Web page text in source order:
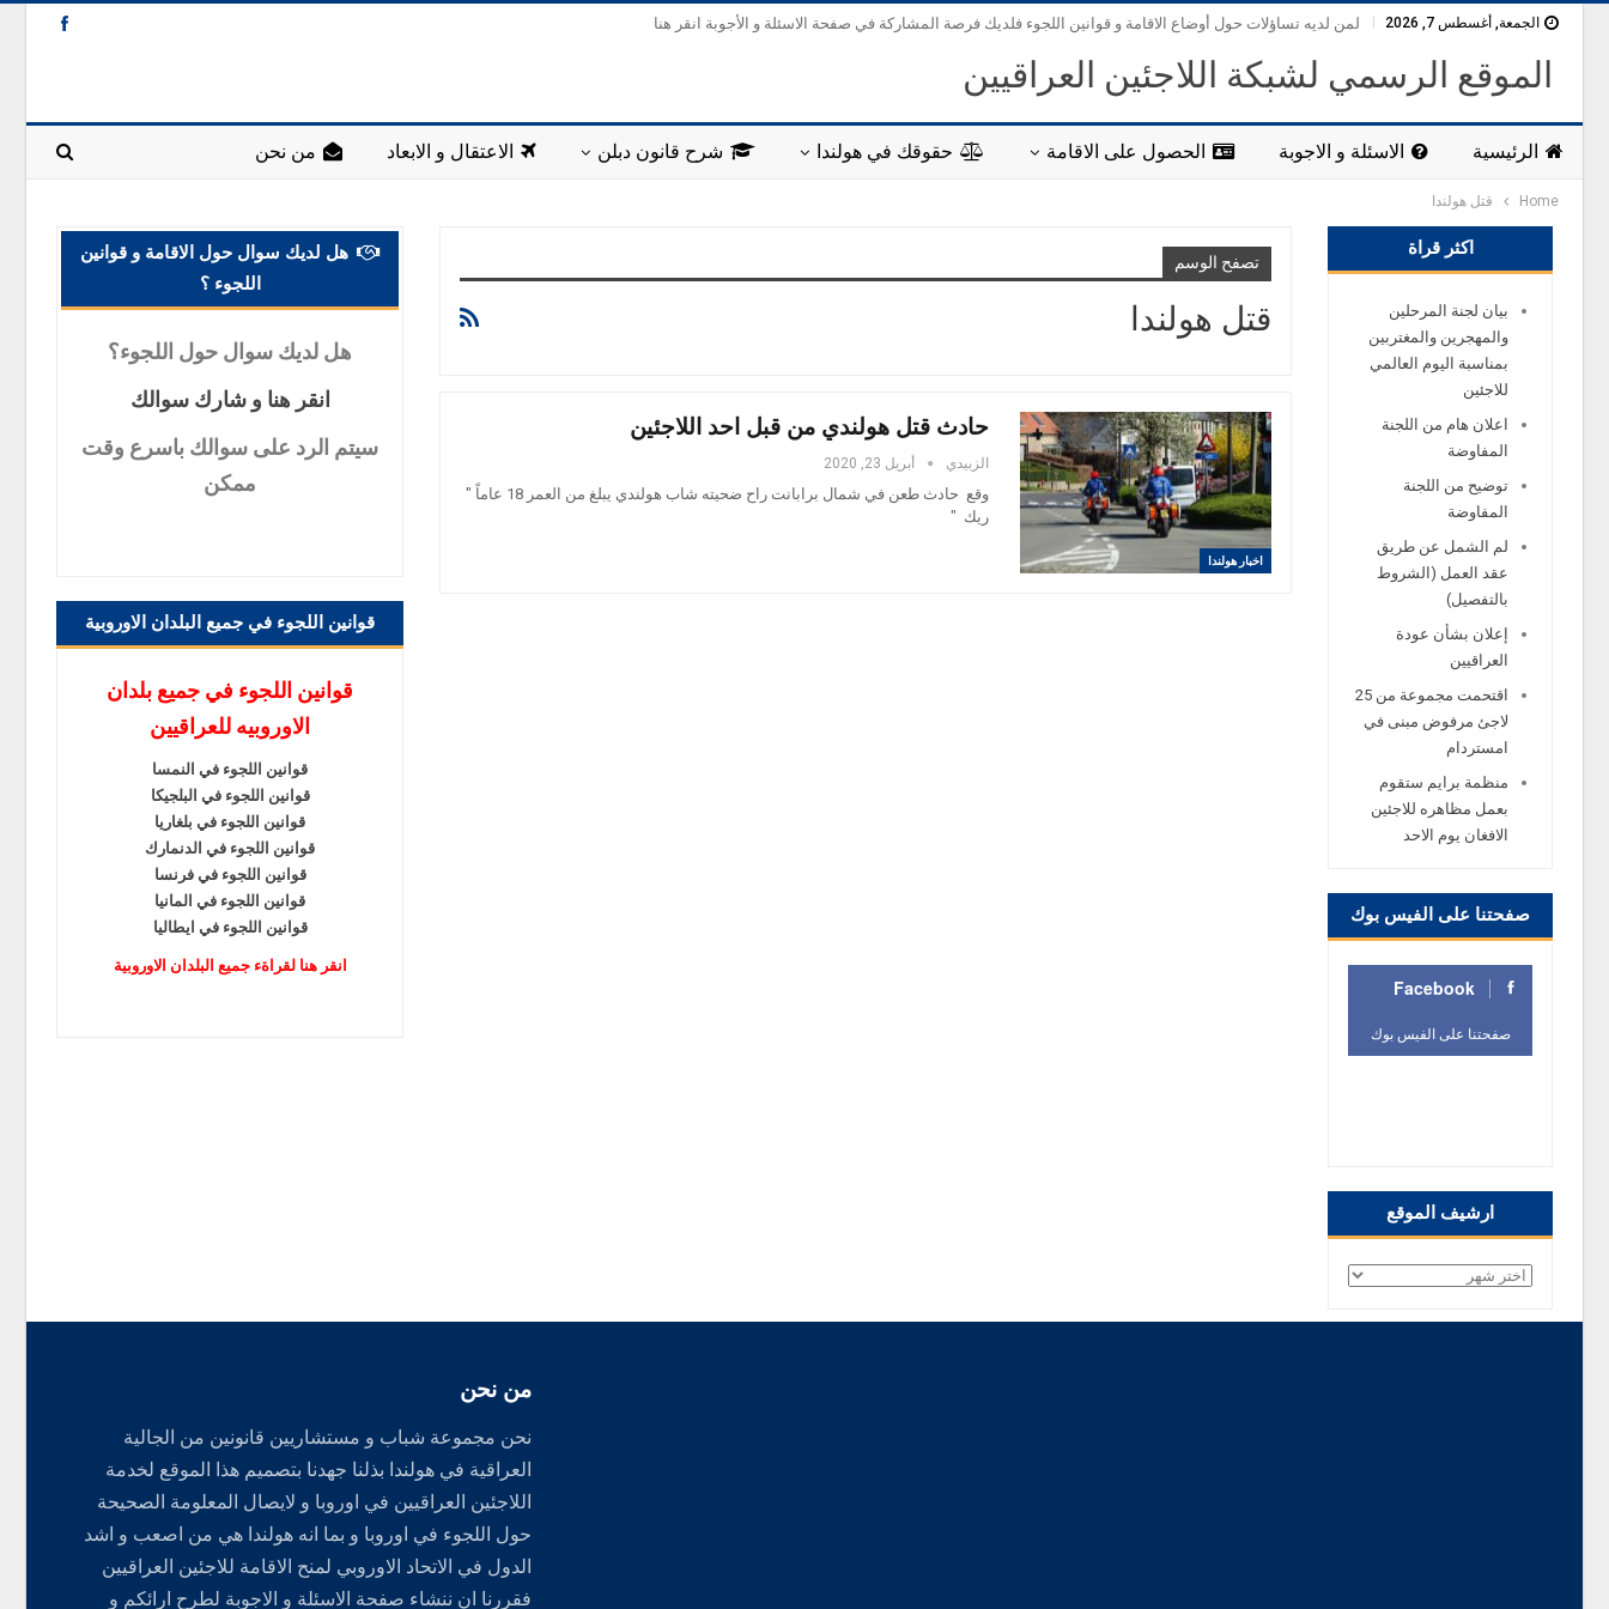
الجمعة, أغسطس 7, 2026 لمن لديه تساؤلات حول أوضاع الاقامة و قوانين اللجوء فلديك فرصة المشاركة في صفحة الاسئلة و الأجوبة انقر هنا
الموقع الرسمي لشبكة اللاجئين العراقيين
الرئيسية الاسئلة و الاجوبة الحصول على الاقامة حقوقك في هولندا شرح قانون دبلن الاعتقال و الابعاد من نحن
Home قتل هولندا
تصفح الوسم
قتل هولندا
اخبار هولندا
حادث قتل هولندي من قبل احد اللاجئين
الزبيدي أبريل 23, 2020
وقع حادث طعن في شمال برابانت راح ضحيته شاب هولندي يبلغ من العمر 18 عاماً "
ريك "
هل لديك سوال حول الاقامة و قوانين
اللجوء ؟
هل لديك سوال حول اللجوء؟
انقر هنا و شارك سوالك
سيتم الرد على سوالك باسرع وقت
ممكن
قوانين اللجوء في جميع البلدان الاوروبية
قوانين اللجوء في جميع بلدان
الاوروبيه للعراقيين
قوانين اللجوء في النمسا
قوانين اللجوء في البلجيكا
قوانين اللجوء في بلغاريا
قوانين اللجوء في الدنمارك
قوانين اللجوء في فرنسا
قوانين اللجوء في المانيا
قوانين اللجوء في ايطاليا
انقر هنا لقراةء جميع البلدان الاوروبية
اكثر قراة
بيان لجنة المرحلين
والمهجرين والمغتربين
بمناسبة اليوم العالمي
للاجئين
اعلان هام من اللجنة
المفاوضة
توضيح من اللجنة
المفاوضة
لم الشمل عن طريق
عقد العمل (الشروط
بالتفصيل)
إعلان بشأن عودة
العراقيين
اقتحمت مجموعة من 25
لاجئ مرفوض مبنى في
امستردام
منظمة برايم ستقوم
بعمل مظاهره للاجئين
الافغان يوم الاحد
صفحتنا على الفيس بوك
Facebook
صفحتنا على الفيس بوك
ارشيف الموقع
ارشيف
من نحن
نحن مجموعة شباب و مستشاريين قانونين من الجالية
العراقية في هولندا بذلنا جهدنا بتصميم هذا الموقع لخدمة
اللاجئين العراقيين في اوروبا و لايصال المعلومة الصحيحة
حول اللجوء في اوروبا و بما انه هولندا هي من اصعب و اشد
الدول في الاتحاد الاوروبي لمنح الاقامة للاجئين العراقيين
فقررنا ان ننشاء صفحة الاسئلة و الاجوبة لطرح ارائكم و